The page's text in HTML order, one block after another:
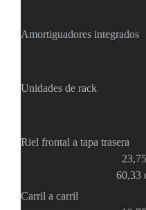
Industrial
Adaptadores
de
Fuentes
Alimentación
Amortiguadores integrados
Unidades de rack
Riel frontal a tapa trasera
60,33
Carril a carril